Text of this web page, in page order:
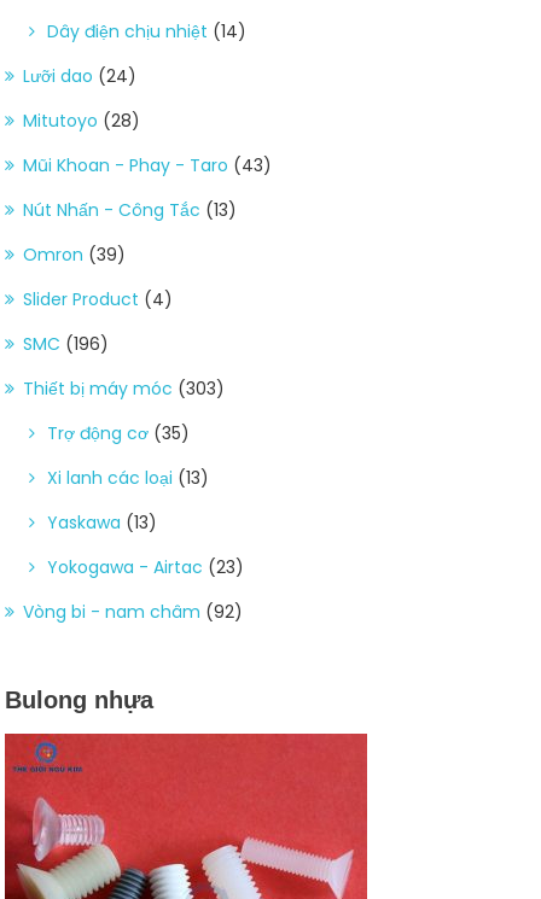
Dây điện chịu nhiệt (14)
Lưỡi dao (24)
Mitutoyo (28)
Mũi Khoan - Phay - Taro (43)
Nút Nhấn - Công Tắc (13)
Omron (39)
Slider Product (4)
SMC (196)
Thiết bị máy móc (303)
Trợ động cơ (35)
Xi lanh các loại (13)
Yaskawa (13)
Yokogawa - Airtac (23)
Vòng bi - nam châm (92)
Bulong nhựa